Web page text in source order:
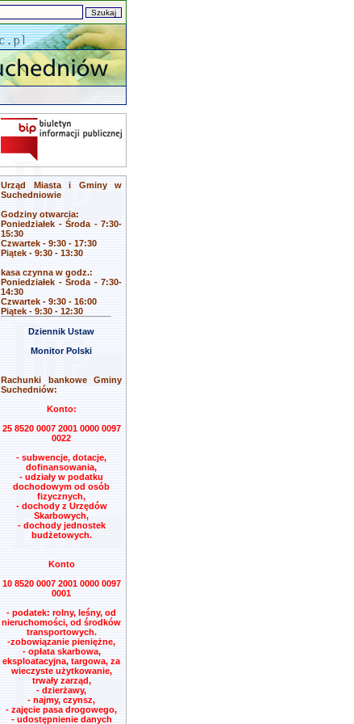
Urząd Miasta i Gminy w
Suchedniowie
Godziny otwarcia:
Poniedziałek - Środa - 7:30-
15:30
Czwartek - 9:30 - 17:30
Piątek - 9:30 - 13:30
kasa czynna w godz.:
Poniedziałek - Środa - 7:30-
14:30
Czwartek - 9:30 - 16:00
Piątek - 9:30 - 12:30
Dziennik Ustaw
Monitor Polski
Rachunki bankowe Gminy
Suchedniów:
Konto:
25 8520 0007 2001 0000 0097
0022
- subwencje, dotacje,
dofinansowania,
- udziały w podatku
dochodowym od osób
fizycznych,
- dochody z Urzędów
Skarbowych,
- dochody jednostek
budżetowych.
Konto
10 8520 0007 2001 0000 0097
0001
- podatek: rolny, leśny, od
nieruchomości, od środków
transportowych.
-zobowiązanie pieniężne,
- opłata skarbowa,
eksploatacyjna, targowa, za
wieczyste użytkowanie,
trwały zarząd,
- dzierżawy,
- najmy, czynsz,
- zajęcie pasa drogowego,
- udostępnienie danych